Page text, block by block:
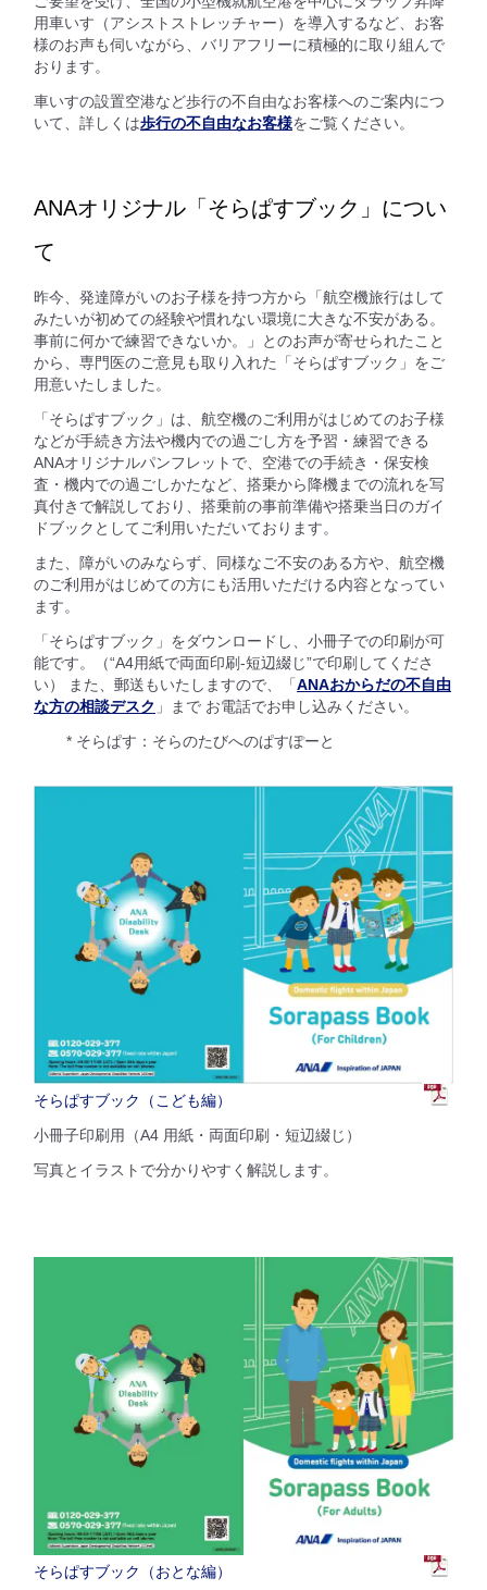
用車いす（アシストストレッチャー）を導入するなど、お客
様のお声も伺いながら、バリアフリーに積極的に取り組んで
おります。
車いすの設置空港など歩行の不自由なお客様へのご案内につ
いて、詳しくは歩行の不自由なお客様をご覧ください。
ANAオリジナル「そらぱすブック」につい
て
昨今、発達障がいのお子様を持つ方から「航空機旅行はして
みたいが初めての経験や慣れない環境に大きな不安がある。
事前に何かで練習できないか。」とのお声が寄せられたこと
から、専門医のご意見も取り入れた「そらぱすブック」をご
用意いたしました。
「そらぱすブック」は、航空機のご利用がはじめてのお子様
などが手続き方法や機内での過ごし方を予習・練習できる
ANAオリジナルパンフレットで、空港での手続き・保安検
査・機内での過ごしかたなど、搭乗から降機までの流れを写
真付きで解説しており、搭乗前の事前準備や搭乗当日のガイ
ドブックとしてご利用いただいております。
また、障がいのみならず、同様なご不安のある方や、航空機
のご利用がはじめての方にも活用いただける内容となってい
ます。
「そらぱすブック」をダウンロードし、小冊子での印刷が可
能です。（“A4用紙で両面印刷-短辺綴じ”で印刷してくださ
い） また、郵送もいたしますので、「 ANAおからだの不自由
な方の相談デスク 」まで お電話でお申し込みください。
* そらぱす：そらのたびへのぱすぽーと
そらぱすブック（こども編）
小冊子印刷用（A4 用紙・両面印刷・短辺綴じ）
写真とイラストで分かりやすく解説します。
そらぱすブック（おとな編）